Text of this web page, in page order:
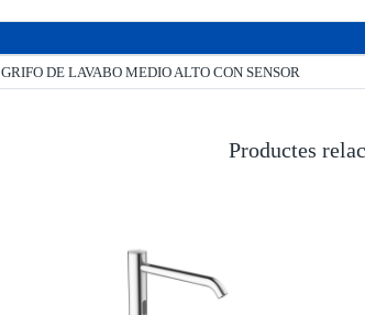
GRIFO DE LAVABO MEDIO ALTO CON SENSOR
Productes